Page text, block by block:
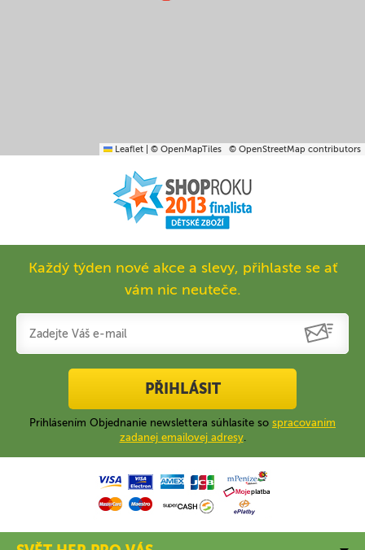
Leaflet © OpenMapTiles © OpenStreetMap contributors
Každý týden nové akce a slevy, přihlaste se ať
vám nic neuteče.
PŘIHLÁSIT
Prihlásením Objednanie newslettera súhlasíte so spracovaním
zadanej emailovej adresy.